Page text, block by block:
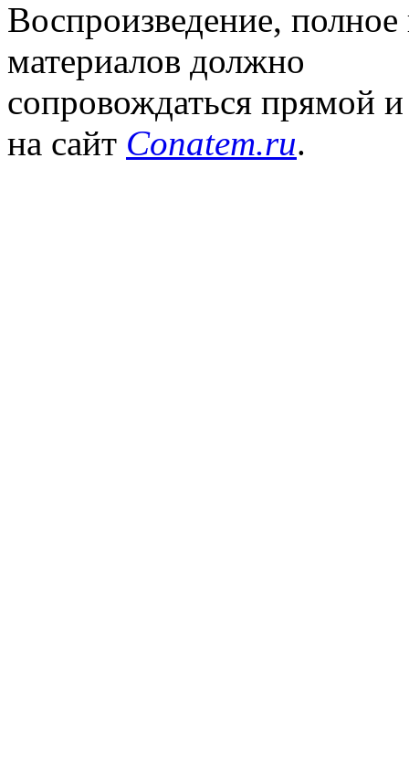
Воспроизведение,
материалов должно
сопровождаться прямой
на сайт Conatem.ru.